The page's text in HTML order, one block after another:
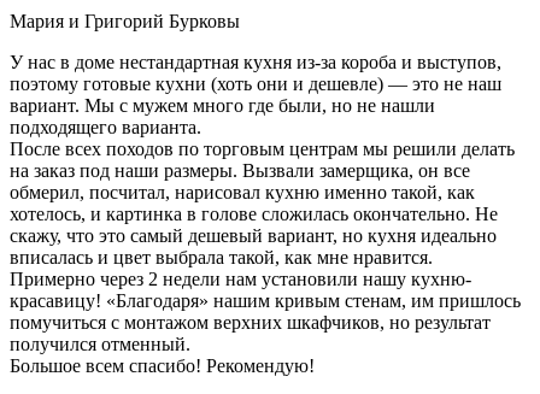
Мария и Григорий Бурковы
У нас в доме нестандартная кухня из-за короба и выступов,
поэтому готовые кухни (хоть они и дешевле) — это не наш
вариант. Мы с мужем много где были, но не нашли
подходящего варианта.
После всех походов по торговым центрам мы решили делать
на заказ под наши размеры. Вызвали замерщика, он все
обмерил, посчитал, нарисовал кухню именно такой, как
хотелось, и картинка в голове сложилась окончательно. Не
скажу, что это самый дешевый вариант, но кухня идеально
вписалась и цвет выбрала такой, как мне нравится.
Примерно через 2 недели нам установили нашу кухню-
красавицу! «Благодаря» нашим кривым стенам, им пришлось
помучиться с монтажом верхних шкафчиков, но результат
получился отменный.
Большое всем спасибо! Рекомендую!